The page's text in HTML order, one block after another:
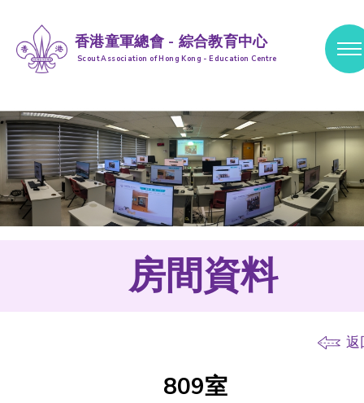
香港童軍總會 - 綜合教育中心
Scout Association of Hong Kong - Education Centre
跳到內容 (按輸入鍵)
房間資料
返
809室